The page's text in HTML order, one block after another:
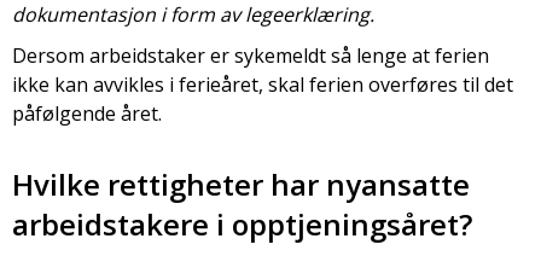
dokumentasjon i form av legeerklæring.
Dersom arbeidstaker er sykemeldt så lenge at ferien
ikke kan avvikles i ferieåret, skal ferien overføres til det
påfølgende året.
Hvilke rettigheter har nyansatte
arbeidstakere i opptjeningsåret?